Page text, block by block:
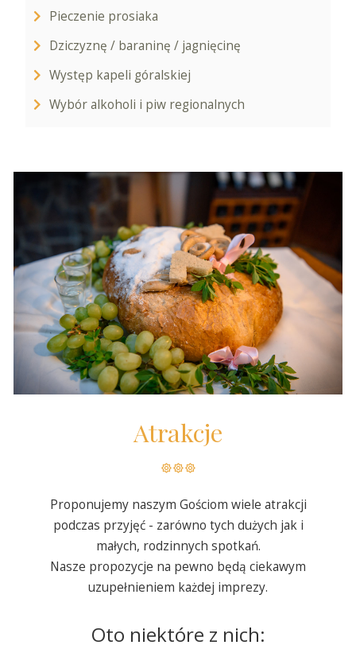
Pieczenie prosiaka
Dziczyznę / baraninę / jagnięcinę
Występ kapeli góralskiej
Wybór alkoholi i piw regionalnych
Atrakcje
Proponujemy naszym Gościom wiele atrakcji
podczas przyjęć - zarówno tych dużych jak i
małych, rodzinnych spotkań.
Nasze propozycje na pewno będą ciekawym
uzupełnieniem każdej imprezy.
Oto niektóre z nich: